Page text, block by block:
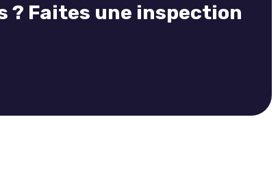
? Faites une inspection